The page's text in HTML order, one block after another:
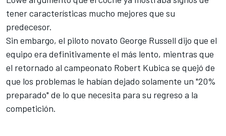
tener características mucho mejores que su
predecesor.
Sin embargo, el piloto novato George Russell dijo que el
equipo era definitivamente el más lento, mientras que
el retornado al campeonato Robert Kubica se quejó de
que los problemas le habían dejado solamente un "20%
preparado" de lo que necesita para su regreso a la
competición.